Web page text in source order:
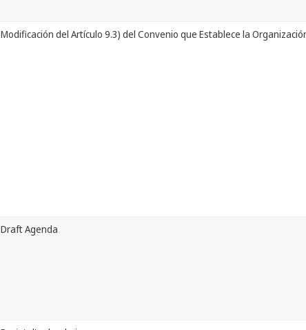
Modificación del Artículo 9.3) del Convenio que Establece la
Draft Agenda